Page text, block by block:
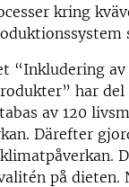
kring
“Inkludering
har
av 120
Därefter
på